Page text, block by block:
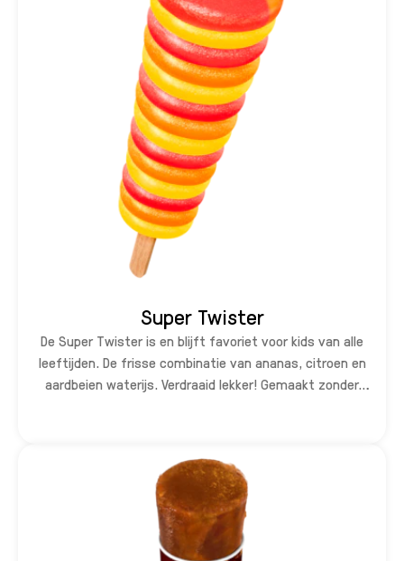
Super Twister
De Super Twister is en blijft favoriet voor kids van alle
leeftijden. De frisse combinatie van ananas, citroen en
aardbeien waterijs. Verdraaid lekker! Gemaakt zonder